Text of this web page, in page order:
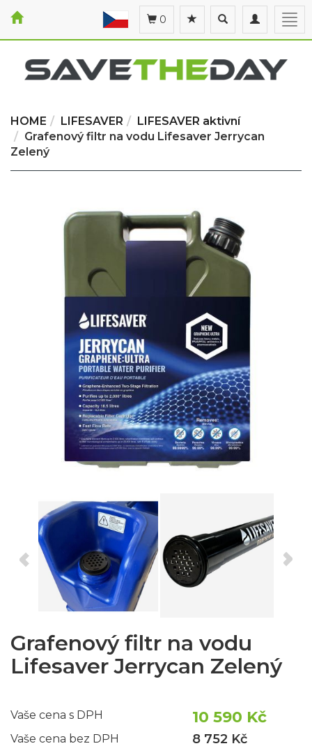
Toggle
navigation
Toggle
search
0
HOME LIFESAVER
LIFESAVER aktivní
Grafenový filtr na vodu Lifesaver Jerrycan
Zelený
Grafenový filtr na vodu
Lifesaver Jerrycan Zelený
Vaše cena s DPH 10 590 Kč
Vaše cena bez DPH 8 752 Kč